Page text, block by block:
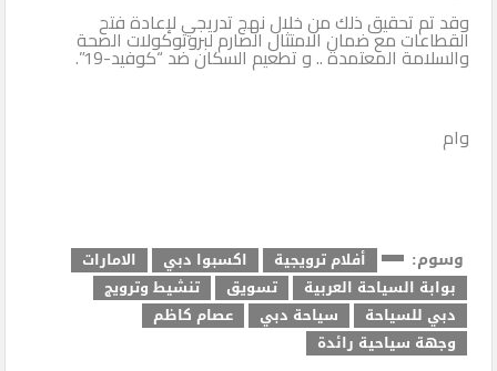
وقد تم تحقيق ذلك من خلال نهج تدريجي لإعادة فتح
القطاعات مع ضمان الامتثال الصارم لبروتوكولات الصحة
والسلامة المعتمدة .. و تطعيم السكان ضد “كوفيد-19”.
وام
وسوم: أفلام ترويجية اكسبوا دبي
الامارات
بوابة السياحة العربية
تسويق
تنشيط وترويج
دبي للسياحة
سياحة دبي
عصام كاظم
وجهة سياحية رائدة